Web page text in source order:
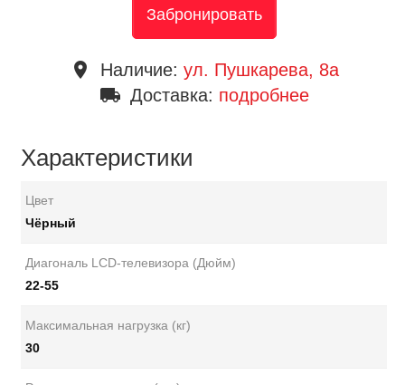
Забронировать
place Наличие: ул. Пушкарева, 8a
local_shipping Доставка: подробнее
Характеристики
Цвет
Чёрный
Диагональ LCD-телевизора (Дюйм)
22-55
Максимальная нагрузка (кг)
30